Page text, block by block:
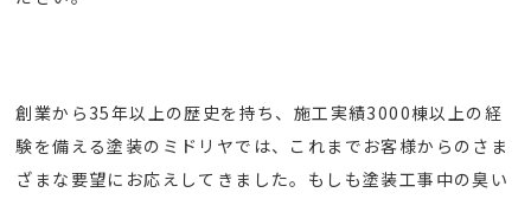
創業から35年以上の歴史を持ち、施工実績3000棟以上の経
験を備える塗装のミドリヤでは、これまでお客様からのさま
ざまな要望にお応えしてきました。もしも塗装工事中の臭い